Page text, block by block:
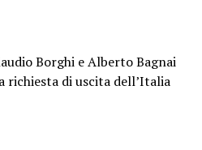
Borghi e Alberto Bagnai
di uscita dell’Italia